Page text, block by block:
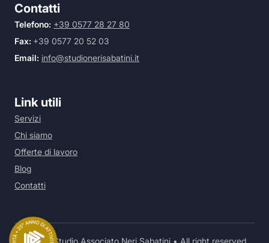
Contatti
Telefono: +39 0577 28 27 80
Fax: +39 0577 20 52 03
Email: info@studionerisabatini.it
Link utili
Servizi
Chi siamo
Offerte di lavoro
Blog
Contatti
© 2026 Studio Associato Neri Sabatini • All right reserved.